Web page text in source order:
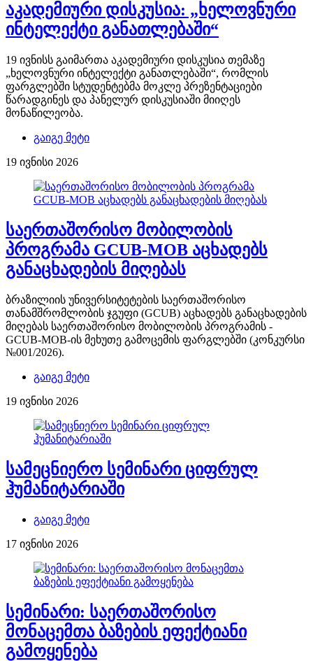
აკადემიური დისკუსია: „ხელოვნური
ინტელექტი განათლებაში“
19 ივნისს გაიმართა აკადემიური დისკუსია თემაზე
„ხელოვნური ინტელექტი განათლებაში“, რომლის
ფარგლებში სტუდენტებმა მოკლე პრეზენტაციები
წარადგინეს და პანელურ დისკუსიაში მიიღეს
მონაწილეობა.
გაიგე მეტი
19 ივნისი 2026
საერთაშორისო მობილობის
პროგრამა GCUB-MOB აცხადებს
განაცხადების მიღებას
ბრაზილიის უნივერსიტეტების საერთაშორისო
თანამშრომლობის ჯგუფი (GCUB) აცხადებს განაცხადების
მიღებას საერთაშორისო მობილობის პროგრამის -
GCUB-MOB-ის მეხუთე გამოცემის ფარგლებში (კონკურსი
№001/2026).
გაიგე მეტი
19 ივნისი 2026
სამეცნიერო სემინარი ციფრულ
ჰუმანიტარიაში
გაიგე მეტი
17 ივნისი 2026
სემინარი: საერთაშორისო
მონაცემთა ბაზების ეფექტიანი
გამოყენება